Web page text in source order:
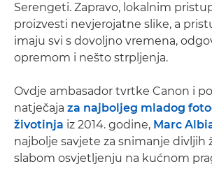
Serengeti. Zapravo, lokalnim
proizvesti nevjerojatne slike, a
imaju svi s dovoljno vremena,
opremom i nešto strpljenja.
Ovdje ambasador tvrtke Canon i
natječaja za najboljeg mladog
životinja iz 2014. godine, Marc
najbolje savjete za snimanje divljih
slabom osvjetljenju na kućnom